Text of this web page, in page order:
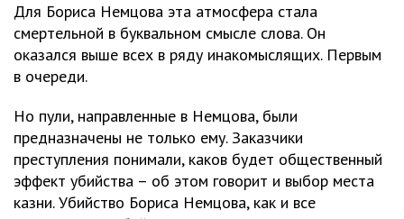
Для Бориса Немцова эта атмосфера стала
смертельной в буквальном смысле слова. Он
оказался выше всех в ряду инакомыслящих. Первым
в очереди.
Но пули, направленные в Немцова, были
предназначены не только ему. Заказчики
преступления понимали, каков будет общественный
эффект убийства – об этом говорит и выбор места
казни. Убийство Бориса Немцова, как и все